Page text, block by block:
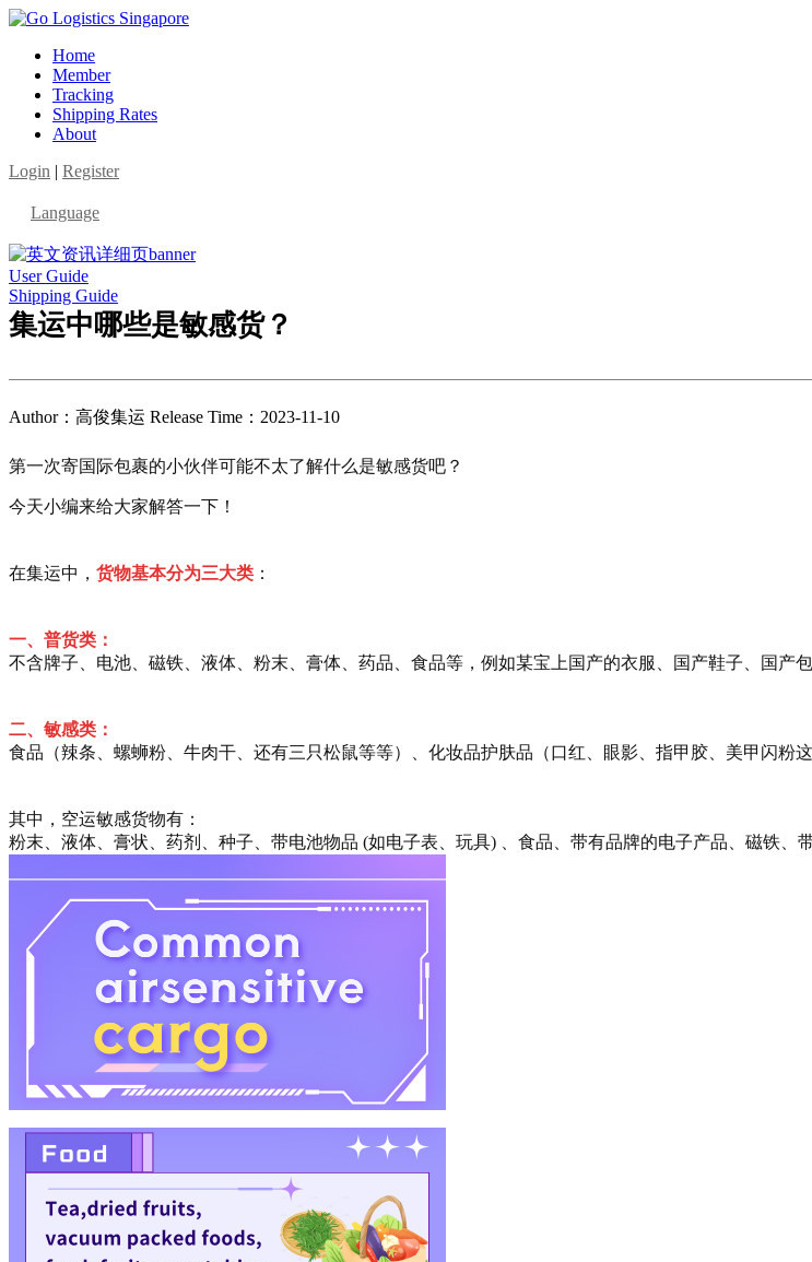
Home
Member
Tracking
Shipping Rates
About
Login | Register
Language
User Guide
Shipping Guide
集运中哪些是敏感货？
Author：高俊集运 Release Time：2023-11-10
第一次寄国际包裹的小伙伴可能不太了解什么是敏感货吧？
今天小编来给大家解答一下！
在集运中， 货物基本分为三大类 ：
一、普货类：
不含牌子、电池、磁铁、液体、粉末、膏体、药品、食品等，例如某宝上国产的衣服、国产鞋子、国产
二、敏感类：
食品（辣条、螺蛳粉、牛肉干、还有三只松鼠等等）、化妆品护肤品（口红、眼影、指甲胶、美甲闪粉
其中，空运敏感货物有：
粉末、液体、膏状、药剂、种子、带电池物品 (如电子表、玩具) 、食品、带有品牌的电子产品、磁铁、